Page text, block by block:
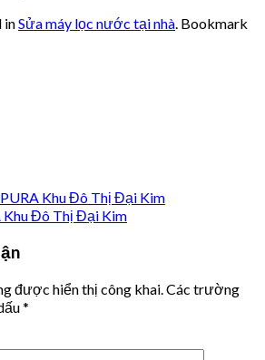
inSửa máy lọc nước tại nhà . Bookmark
Khu Đô Thị Đại Kim
Đô Thị Đại Kim
được hiển thị công khai. Các trường
*